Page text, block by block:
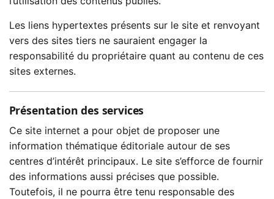
Les liens hypertextes présents sur le site et renvoyant
vers des sites tiers ne sauraient engager la
responsabilité du propriétaire quant au contenu de ces
sites externes.
Présentation des services
Ce site internet a pour objet de proposer une
information thématique éditoriale autour de ses
centres d’intérêt principaux. Le site s’efforce de fournir
des informations aussi précises que possible.
Toutefois, il ne pourra être tenu responsable des